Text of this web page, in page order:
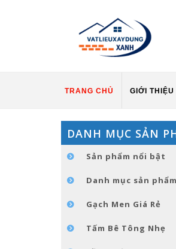
TRANG CHỦ GIỚI THIỆU
DANH MỤC SẢN
Sản phẩm nổi bật
Danh mục sản phẩm
Gạch Men Giá Rẻ
Tấm Bê Tông Nhẹ